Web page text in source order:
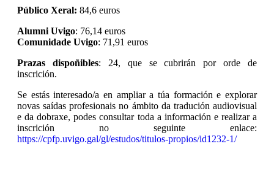
Público Xeral: 84,6 euros
Alumni Uvigo: 76,14 euros
Comunidade Uvigo: 71,91 euros
Prazas dispoñibles: 24, que se cubrirán por orde de
inscrición.
Se estás interesado/a en ampliar a túa formación e explorar
novas saídas profesionais no ámbito da tradución audiovisual
e da dobraxe, podes consultar toda a información e realizar a
inscrición no seguinte enlace:
https://cpfp.uvigo.gal/gl/estudos/titulos-propios/id1232-1/